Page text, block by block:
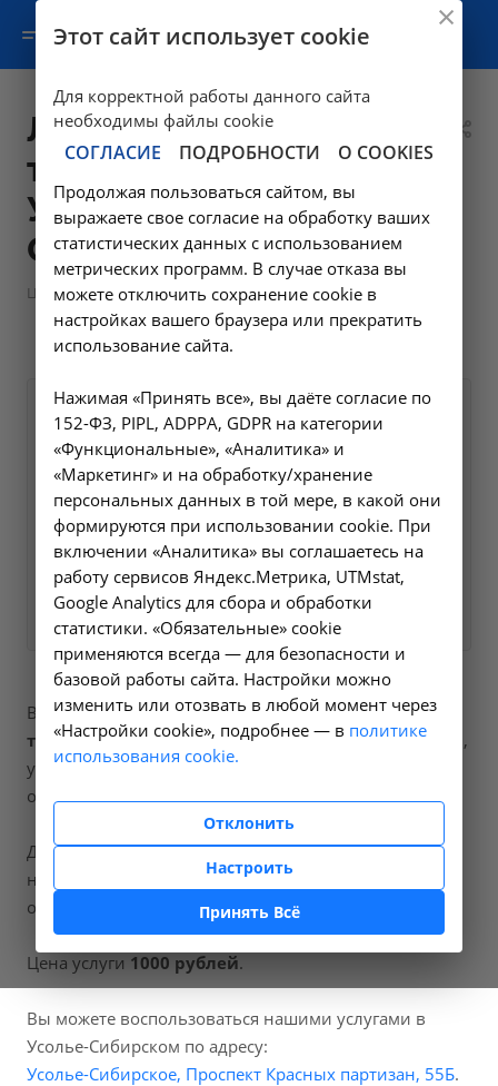
Локальная
терапия - 7.1.2 в
Усолье-
Сибирском
Цены в Усолье-Сибирском — Манипуляции ревматолога
Локальная терапия - 7.1.2 в Усолье-Сибирском
Оформите заявку на сайте,
мы свяжемся с вами в
ближайшее время и ответим
на все интересующие
вопросы.
Заказать услугу
В наших клиниках мы проводимлокальная
терапия, код услуги (НМУ)7.1.2. Для граждан России,
у которых есть направление, медицинская помощь
оказывается по полису ОМС бесплатно.
Для иностранных граждан или при отсутствии
направления по форме 057/у медицинская помощь
оказывается на платной основе.
Цена услуги 1000 рублей.
Вы можете воспользоваться нашими услугами в
Усолье-Сибирском по адресу:
Усолье-Сибирское, Проспект Красных партизан, 55Б.
Этот сайт использует cookie
Для корректной работы данного сайта
необходимы файлы cookie
СОГЛАСИЕ ПОДРОБНОСТИ О COOKIES
Продолжая пользоваться сайтом, вы
выражаете свое согласие на обработку ваших
статистических данных с использованием
метрических программ. В случае отказа вы
можете отключить сохранение cookie в
настройках вашего браузера или прекратить
использование сайта.
Нажимая «Принять все», вы даёте согласие по
152-ФЗ, PIPL, ADPPA, GDPR на категории
«Функциональные», «Аналитика» и
«Маркетинг» и на обработку/хранение
персональных данных в той мере, в какой они
формируются при использовании cookie. При
включении «Аналитика» вы соглашаетесь на
работу сервисов Яндекс.Метрика, UTMstat,
Google Analytics для сбора и обработки
статистики. «Обязательные» cookie
применяются всегда — для безопасности и
базовой работы сайта. Настройки можно
изменить или отозвать в любой момент через
«Настройки cookie», подробнее — в политике
использования cookie.
Отклонить
Настроить
Принять Всё